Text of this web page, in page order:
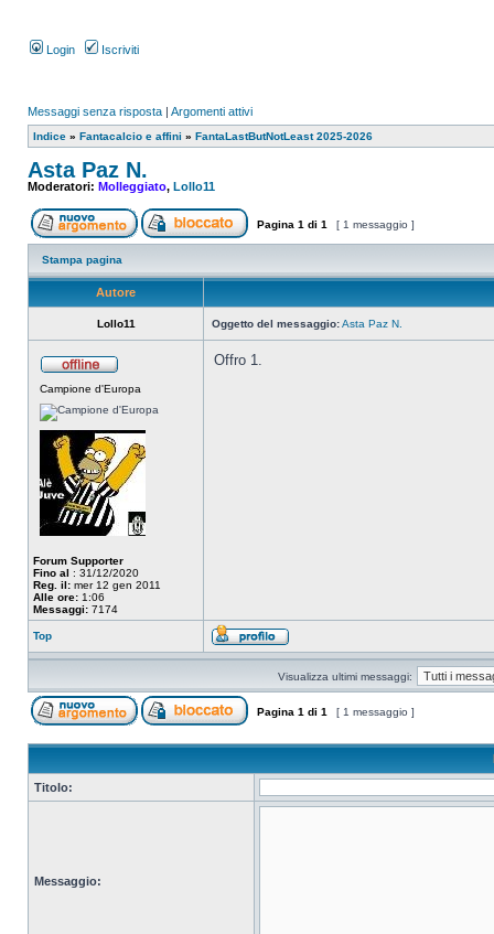
Login Iscriviti
Messaggi senza risposta | Argomenti attivi
Indice » Fantacalcio e affini » FantaLastButNotLeast 2025-2026
Asta Paz N.
Moderatori: Molleggiato, Lollo11
Pagina 1 di 1 [ 1 messaggio ]
Stampa pagina
Autore
Lollo11 Oggetto del messaggio:Asta Paz N.
Campione d'Europa
Forum Supporter
Fino al : 31/12/2020
Reg. il: mer 12 gen 2011
Alle ore: 1:06
Messaggi: 7174
Offro 1.
Top
Visualizza ultimi messaggi:
Pagina 1 di 1 [ 1 messaggio ]
Titolo:
Messaggio: